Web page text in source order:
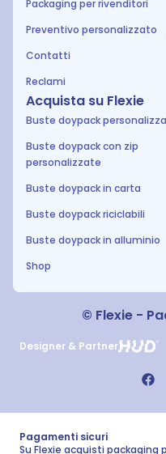
Packaging per rivenditori
Preventivo personalizzato
Contatti
Reclami
Acquista su Flexie
Buste doypack
Buste doypack con zip
personalizzate
Buste doypack in carta
Buste doypack riciclabili
Buste doypack in alluminio
Shop
© Flexie -
Designer & Partner
Pagamenti sicuri
Su Flexie acquisti